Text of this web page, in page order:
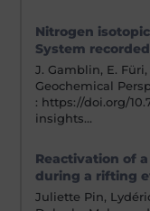
Nitrogen
System
J. Gamblin, E.
Geochemical
: https://doi.org/
insights…
Reactivation of
during a rifting
Juliette Pin,